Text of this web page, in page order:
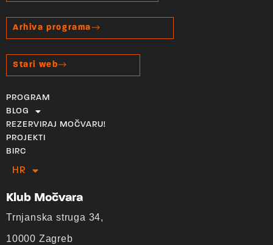
Arhiva programa
Stari web
PROGRAM
BLOG
REZERVIRAJ MOČVARU!
PROJEKTI
BIRC
HR
EN
Klub Močvara
Trnjanska struga 34,
10000 Zagreb